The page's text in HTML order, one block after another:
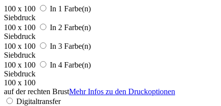
100 x 100
In 1 Farbe(n)
Siebdruck
100 x 100
In 2 Farbe(n)
Siebdruck
100 x 100
In 3 Farbe(n)
Siebdruck
100 x 100
In 4 Farbe(n)
Siebdruck
100 x 100
auf der rechten BrustMehr Infos zu den Druckoptionen
Digitaltransfer